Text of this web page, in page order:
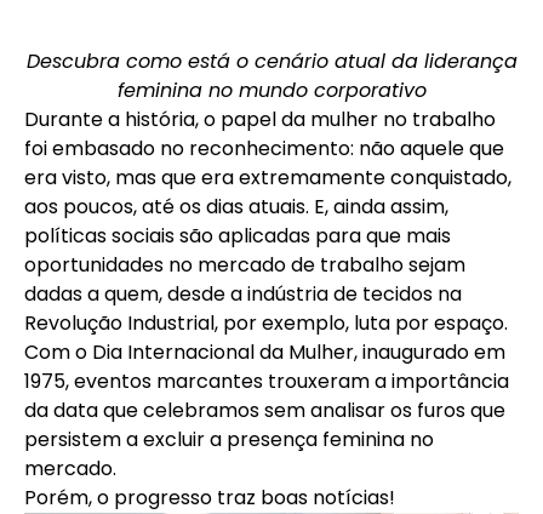
Descubra como está o cenário atual da liderança
feminina no mundo corporativo
Durante a história, o papel da mulher no trabalho
foi embasado no reconhecimento: não aquele que
era visto, mas que era extremamente conquistado,
aos poucos, até os dias atuais. E, ainda assim,
políticas sociais são aplicadas para que mais
oportunidades no mercado de trabalho sejam
dadas a quem, desde a indústria de tecidos na
Revolução Industrial, por exemplo, luta por espaço.
Com o Dia Internacional da Mulher, inaugurado em
1975, eventos marcantes trouxeram a importância
da data que celebramos sem analisar os furos que
persistem a excluir a presença feminina no
mercado.
Porém, o progresso traz boas notícias!